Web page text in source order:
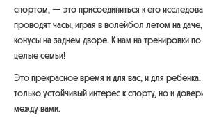
спортом, — это присоединиться к его
проводят часы, играя в волейбол летом на
конусы на заднем дворе. К нам на тренировки
целые семьи!
Это прекрасное время и для вас, и для
только устойчивый интерес к спорту, но и
между вами.